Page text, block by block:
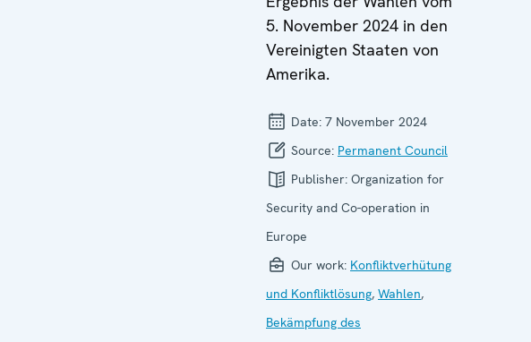
5. November 2024 in den
Vereinigten Staaten von
Amerika.
Date: 7 November 2024
Source: Permanent Council
Publisher: Organization for
Security and Co-operation in
Europe
Our work: Konfliktverhütung
und Konfliktlösung, Wahlen,
Bekämpfung des